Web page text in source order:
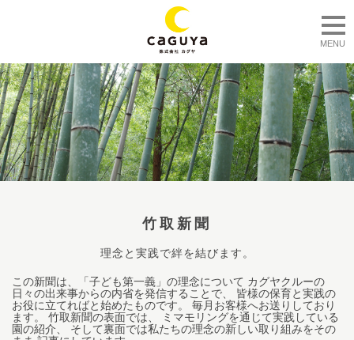
MENU
竹取新聞
理念と実践で絆を結びます。
この新聞は、「子ども第一義」の理念について カグヤクルーの
日々の出来事からの内省を発信することで、 皆様の保育と実践の
お役に立てればと始めたものです。 毎月お客様へお送りしており
ます。 竹取新聞の表面では、 ミマモリングを通じて実践している
園の紹介、 そして裏面では私たちの理念の新しい取り組みをその